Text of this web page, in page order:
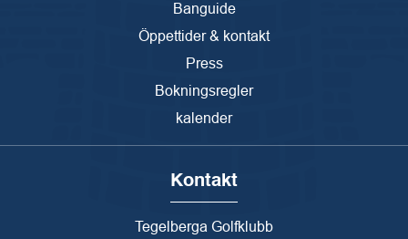
Banguide
Öppettider & kontakt
Press
Bokningsregler
kalender
Kontakt
Tegelberga Golfklubb